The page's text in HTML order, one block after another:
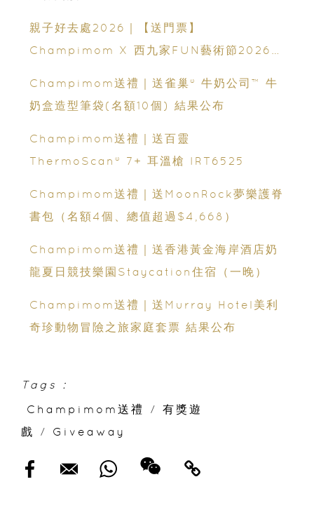
親子好去處2026｜【送門票】
Champimom X 西九家FUN藝術節2026｜
Champimom送禮｜送雀巢® 牛奶公司™ 牛
奶盒造型筆袋(名額10個) 結果公布
Champimom送禮｜送百靈
ThermoScan® 7+ 耳溫槍 IRT6525
Champimom送禮｜送MoonRock夢樂護脊
書包（名額4個、總值超過$4,668）
Champimom送禮｜送香港黃金海岸酒店奶
龍夏日競技樂園Staycation住宿（一晚）
Champimom送禮｜送Murray Hotel美利
奇珍動物冒險之旅家庭套票 結果公布
Tags :
Champimom送禮
/
有獎遊
戲
/ Giveaway